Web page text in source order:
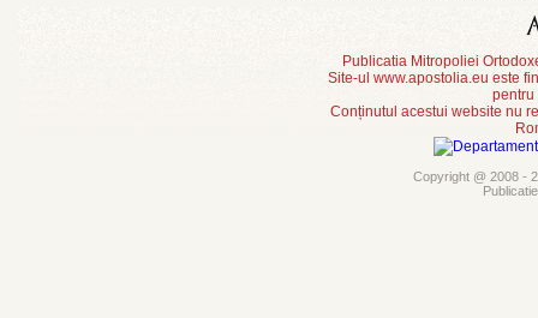
Publicatia Mitropoliei
Site-ul www.apostolia.eu este
pentru
Conținutul acestui website nu
Copyright @ 2008 -